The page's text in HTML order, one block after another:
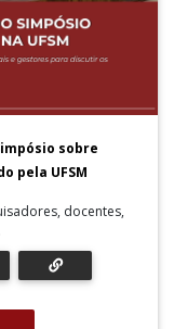
sobre
pela UFSM
docentes,